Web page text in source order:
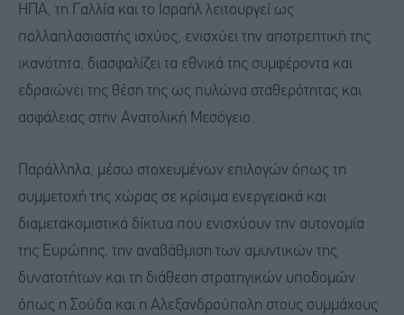
ΗΠΑ, τη Γαλλία και το Ισραήλ λειτουργεί ως
πολλαπλασιαστής ισχύος, ενισχύει την αποτρεπτική της
ικανότητα, διασφαλίζει τα εθνικά της συμφέροντα και
εδραιώνει της θέση της ως πυλώνα σταθερότητας και
ασφάλειας στην Ανατολική Μεσόγειο.
Παράλληλα, μέσω στοχευμένων επιλογών όπως τη
συμμετοχή της χώρας σε κρίσιμα ενεργειακά και
διαμετακομιστικά δίκτυα που ενισχύουν την αυτονομία
της Ευρώπης, την αναβάθμιση των αμυντικών της
δυνατοτήτων και τη διάθεση στρατηγικών υποδομών
όπως η Σούδα και η Αλεξανδρούπολη στους συμμάχους